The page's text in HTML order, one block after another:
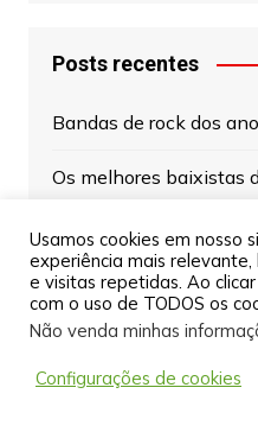
Posts recentes
Bandas de rock dos
Os melhores baixistas
Celestion Greenback:
da história do rock
Tipos de Ukulele e
Bandas de rock dos
Usamos cookies em nosso
experiência mais
e visitas repetidas. Ao
com o uso de TODOS os
Não venda minhas
Configurações de cookies